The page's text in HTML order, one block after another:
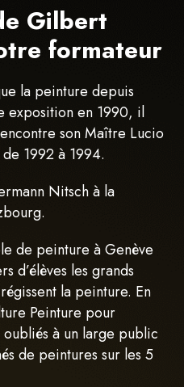
Gilbert
formateur
la peinture depuis
exposition en 1990, il
son Maître Lucio
1992 à 1994.
Nitsch à la
de peinture à Genève
d’élèves les grands
la peinture. En
Peinture pour
à un large public
de peintures sur les 5